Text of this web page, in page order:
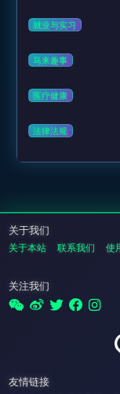
就业与实习
马来趣事
医疗健康
法律法规
关于我们
关于本站 联系我们 使
关注我们
友情链接